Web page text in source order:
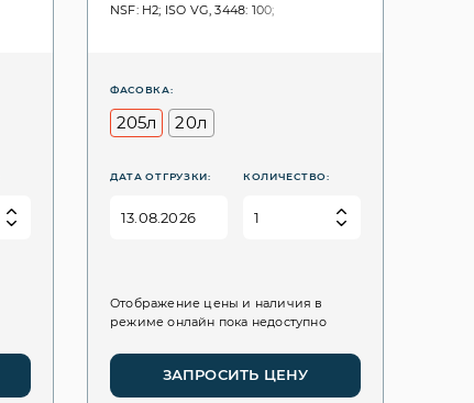
NSF: H2; ISO VG, 3448: 100;
ФАСОВКА:
205л 20л
ДАТА ОТГРУЗКИ: КОЛИЧЕСТВО:
Отображение цены и наличия в
режиме онлайн пока недоступно
ЗАПРОСИТЬ ЦЕНУ